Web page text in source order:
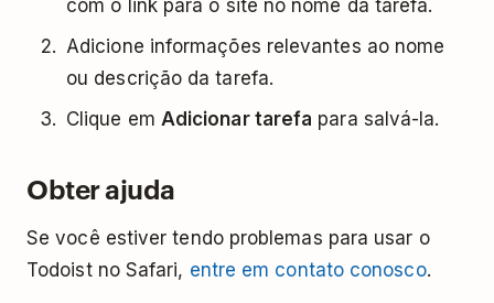
com o link para o site no nome da tarefa.
Adicione informações relevantes ao nome
ou descrição da tarefa.
Clique em Adicionar tarefa para salvá-la.
Obter ajuda
Se você estiver tendo problemas para usar o
Todoist no Safari, entre em contato conosco.